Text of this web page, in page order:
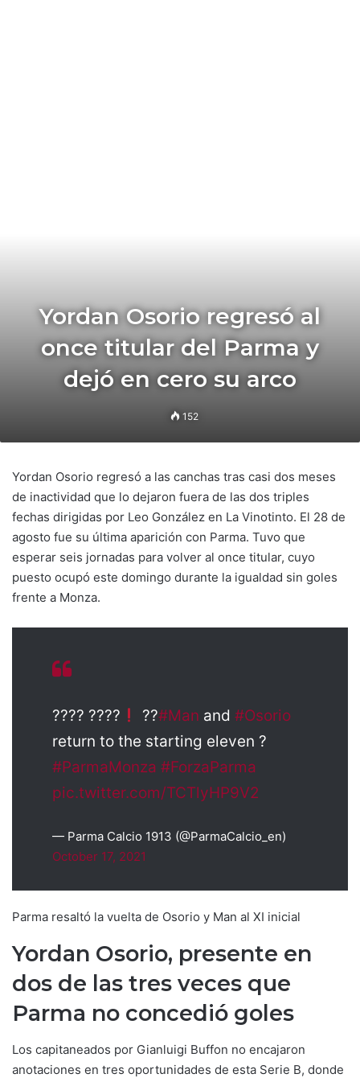
Yordan Osorio regresó al
once titular del Parma y
dejó en cero su arco
152
Yordan Osorio regresó a las canchas tras casi dos meses
de inactividad que lo dejaron fuera de las dos triples
fechas dirigidas por Leo González en La Vinotinto. El 28 de
agosto fue su última aparición con Parma. Tuvo que
esperar seis jornadas para volver al once titular, cuyo
puesto ocupó este domingo durante la igualdad sin goles
frente a Monza.
???? ???? ??#Man and #Osorio
return to the starting eleven ?
#ParmaMonza #ForzaParma
pic.twitter.com/TCTlyHP9V2
— Parma Calcio 1913 (@ParmaCalcio_en)
October 17, 2021
Parma resaltó la vuelta de Osorio y Man al XI inicial
Yordan Osorio, presente en
dos de las tres veces que
Parma no concedió goles
Los capitaneados por Gianluigi Buffon no encajaron
anotaciones en tres oportunidades de esta Serie B, donde